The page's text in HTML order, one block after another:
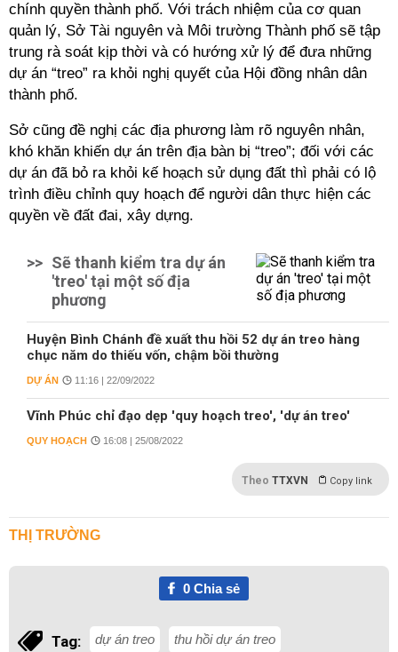
chính quyền thành phố. Với trách nhiệm của cơ quan
quản lý, Sở Tài nguyên và Môi trường Thành phố sẽ tập
trung rà soát kịp thời và có hướng xử lý để đưa những
dự án “treo” ra khỏi nghị quyết của Hội đồng nhân dân
thành phố.
Sở cũng đề nghị các địa phương làm rõ nguyên nhân,
khó khăn khiến dự án trên địa bàn bị “treo”; đối với các
dự án đã bỏ ra khỏi kế hoạch sử dụng đất thì phải có lộ
trình điều chỉnh quy hoạch để người dân thực hiện các
quyền về đất đai, xây dựng.
>> Sẽ thanh kiểm tra dự án
'treo' tại một số địa
phương
Huyện Bình Chánh đề xuất thu hồi 52 dự án treo hàng
chục năm do thiếu vốn, chậm bồi thường
DỰ ÁN 11:16 | 22/09/2022
Vĩnh Phúc chỉ đạo dẹp 'quy hoạch treo', 'dự án treo'
QUY HOẠCH 16:08 | 25/08/2022
Theo TTXVN Copy link
THỊ TRƯỜNG
0Chia sẻ
Tag: dự án treo thu hồi dự án treo